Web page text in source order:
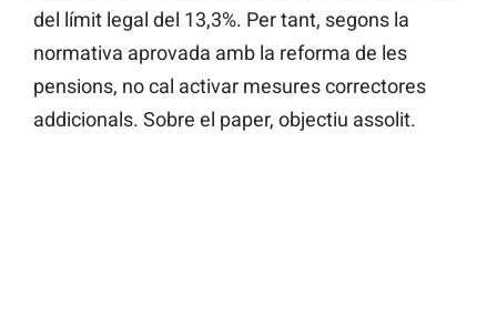
del límit legal del 13,3%. Per tant, segons la
normativa aprovada amb la reforma de les
pensions, no cal activar mesures correctores
addicionals. Sobre el paper, objectiu assolit.